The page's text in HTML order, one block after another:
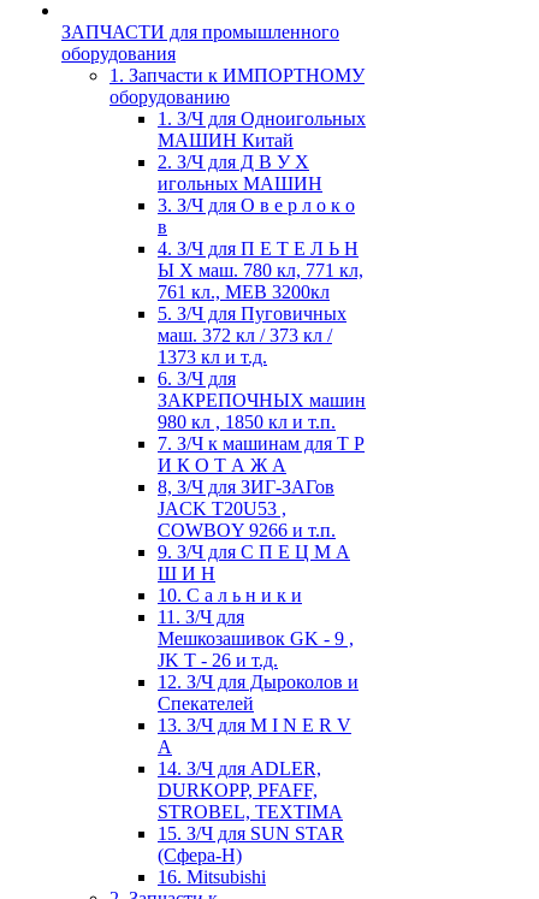
ЗАПЧАСТИ для промышленного
оборудования
1. Запчасти к ИМПОРТНОМУ
оборудованию
1. З/Ч для Одноигольных
МАШИН Китай
2. З/Ч для Д В У Х
игольных МАШИН
3. З/Ч для О в е р л о к о
в
4. З/Ч для П Е Т Е Л Ь Н
Ы Х маш. 780 кл, 771 кл,
761 кл., MEB 3200кл
5. З/Ч для Пуговичных
маш. 372 кл / 373 кл /
1373 кл и т.д.
6. З/Ч для
ЗАКРЕПОЧНЫХ машин
980 кл , 1850 кл и т.п.
7. З/Ч к машинам для Т Р
И К О Т А Ж А
8, З/Ч для ЗИГ-ЗАГов
JACK Т20U53 ,
COWBOY 9266 и т.п.
9. З/Ч для С П Е Ц М А
Ш И Н
10. С а л ь н и к и
11. З/Ч для
Мешкозашивок GK - 9 ,
JK T - 26 и т.д.
12. З/Ч для Дыроколов и
Спекателей
13. З/Ч для M I N E R V
A
14. З/Ч для ADLER,
DURKOPP, PFAFF,
STROBEL, TEXTIMA
15. З/Ч для SUN STAR
(Сфера-Н)
16. Mitsubishi